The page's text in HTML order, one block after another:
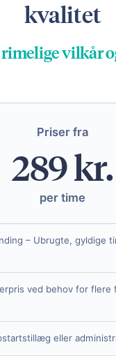
kvalitet
rimelige vilkår
Priser fra
289 kr.
per time
– Ubrugte, gyldige
ved behov for flere
eller